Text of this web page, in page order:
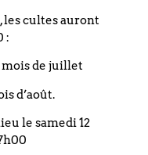
à sa façon de ritualiser
bienfaisante de
c’est le même mot qui
choses, la manière
les cultes auront
:
mois de juillet
d’août.
le samedi 12